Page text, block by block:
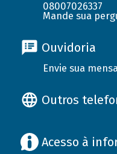
08007026337
Mande sua
Ouvidoria
Envie sua
Outros
Acesso à